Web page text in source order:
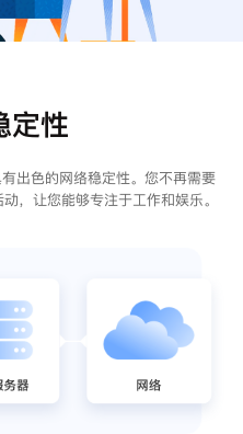
定性
出色的网络稳定性。您不再需要
，让您能够专注于工作和娱乐。